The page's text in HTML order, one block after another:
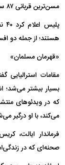
مسن‌ترین قربانی ۸۷ سال داشت.
هستند؛ از جمله دو
«قهرمان مسلمان»
مقامات استرالیایی
که در ویدئو‌های
می‌کند، با او درگیر
فرماندار ایالت،
صحنه‌ای که در